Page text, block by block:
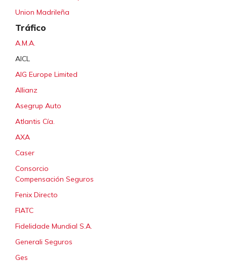
Union Madrileña
Tráfico
A.M.A.
AICL
AIG Europe Limited
Allianz
Asegrup Auto
Atlantis Cía.
AXA
Caser
Consorcio
Compensación Seguros
Fenix Directo
FIATC
Fidelidade Mundial S.A.
Generali Seguros
Ges